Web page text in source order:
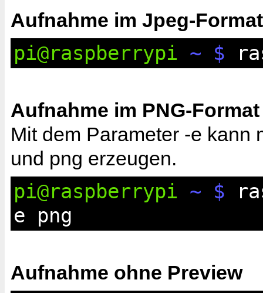
Aufnahme im Jpeg-Format
pi@raspberrypi ~ $
Aufnahme im PNG-Format
Mit dem Parameter -e kann
und png erzeugen.
pi@raspberrypi ~ $
e png
Aufnahme ohne Preview